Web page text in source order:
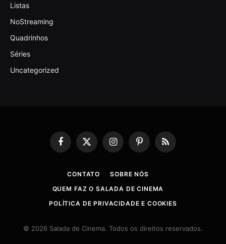
Listas
NoStreaming
Quadrinhos
Séries
Uncategorized
Facebook
X
InstagramPinterestRSS
CONTATO
SOBRE NÓS
QUEM FAZ O SALADA DE CINEMA
POLÍTICA DE PRIVACIDADE E COOKIES
© 2026 Salada de Cinema. Todos os direitos reservados.